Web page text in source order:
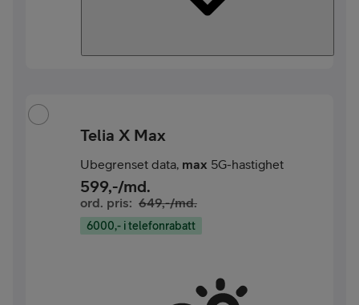
Telia X Max
Ubegrenset data, max 5G-hastighet
599,-/md.
ord. pris: 649,-/md.
6000,- i telefonrabatt